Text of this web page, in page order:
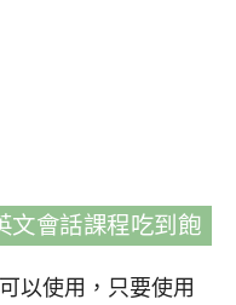
文會話課程吃到飽
以使用，只要使用